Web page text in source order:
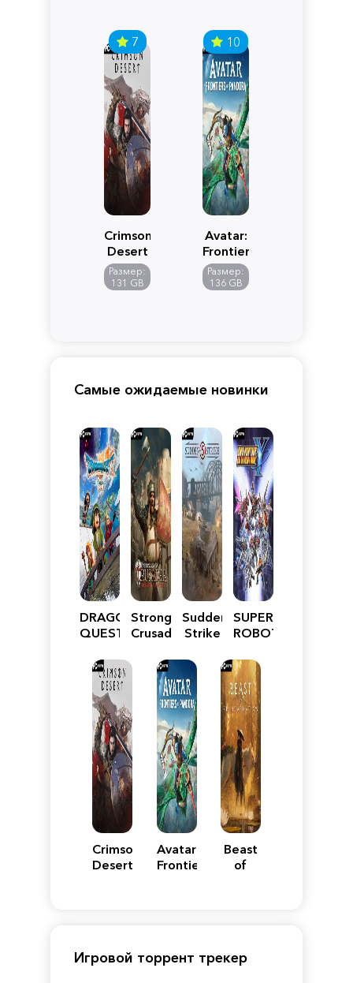
7
Crimson
Desert
Размер:
131 GB
10
Avatar:
Frontiers
of
Pandora
Размер:
136 GB
Самые ожидаемые новинки
DRAGON
QUEST
Reimagined
Stronghold
Crusader:
Edition
Sudden
Strike
SUPER
ROBOT
Y
Crimson
Desert
Avatar:
Frontiers
Beast
of
Игровой торрент трекер